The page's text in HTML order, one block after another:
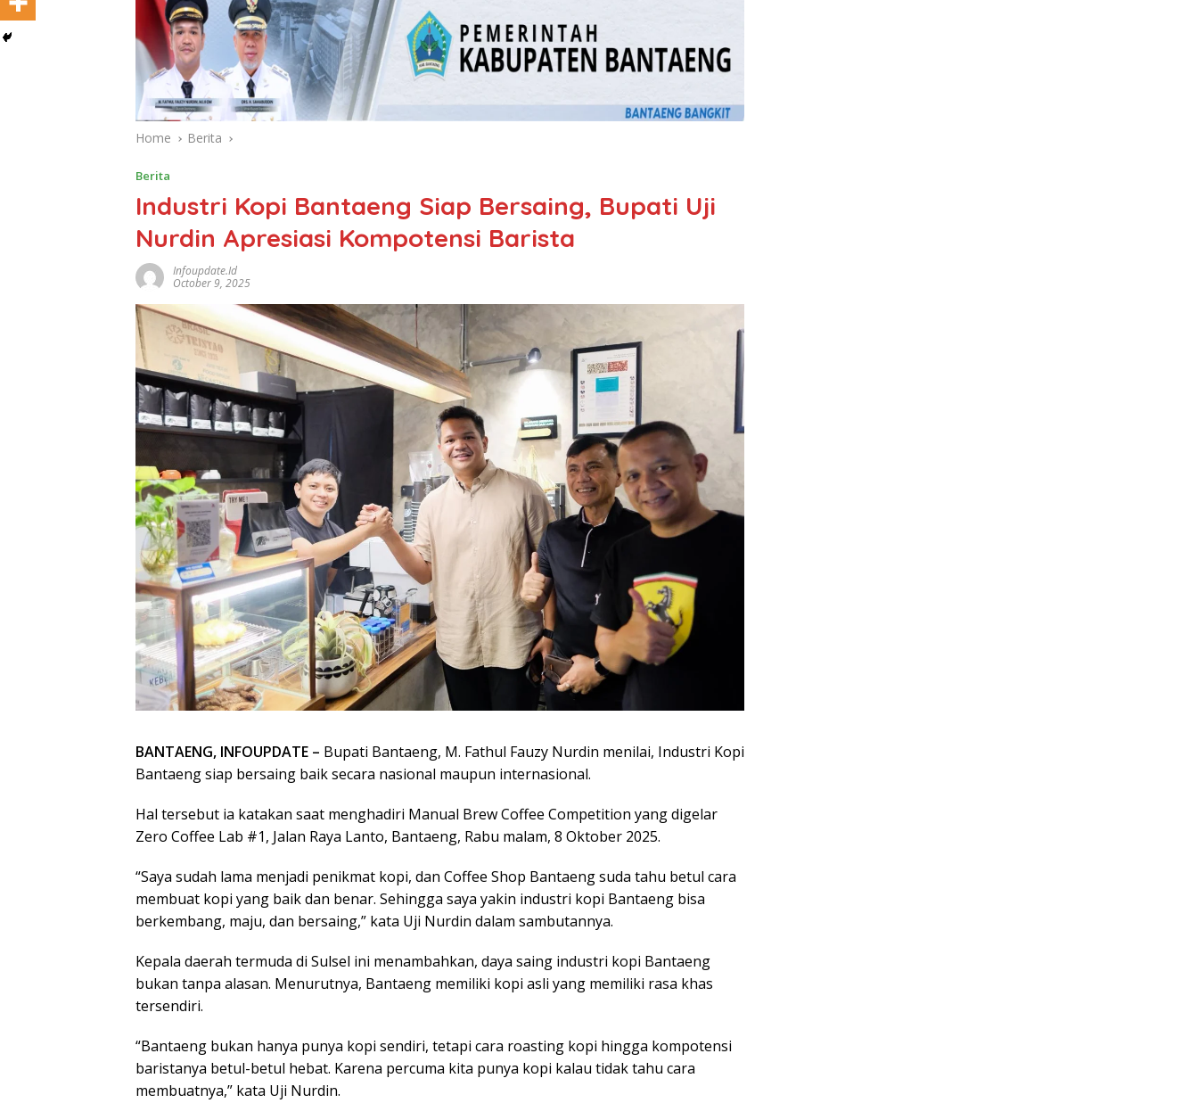
Home Berita
Berita
Industri Kopi Bantaeng Siap Bersaing, Bupati Uji
Nurdin Apresiasi Kompotensi Barista
Infoupdate.id
October 9, 2025
BANTAENG, INFOUPDATE – Bupati Bantaeng, M. Fathul Fauzy Nurdin menilai, Industri Kopi
Bantaeng siap bersaing baik secara nasional maupun internasional.
Hal tersebut ia katakan saat menghadiri Manual Brew Coffee Competition yang digelar
Zero Coffee Lab #1, Jalan Raya Lanto, Bantaeng, Rabu malam, 8 Oktober 2025.
“Saya sudah lama menjadi penikmat kopi, dan Coffee Shop Bantaeng suda tahu betul cara
membuat kopi yang baik dan benar. Sehingga saya yakin industri kopi Bantaeng bisa
berkembang, maju, dan bersaing,” kata Uji Nurdin dalam sambutannya.
Kepala daerah termuda di Sulsel ini menambahkan, daya saing industri kopi Bantaeng
bukan tanpa alasan. Menurutnya, Bantaeng memiliki kopi asli yang memiliki rasa khas
tersendiri.
“Bantaeng bukan hanya punya kopi sendiri, tetapi cara roasting kopi hingga kompotensi
baristanya betul-betul hebat. Karena percuma kita punya kopi kalau tidak tahu cara
membuatnya,” kata Uji Nurdin.